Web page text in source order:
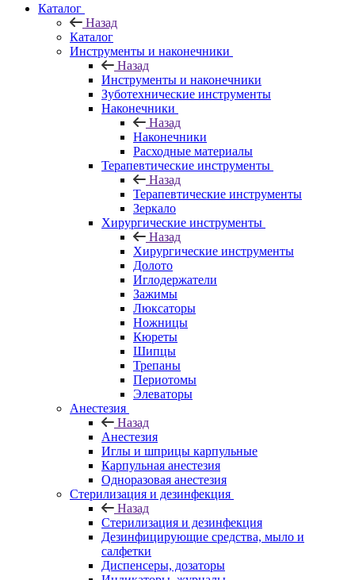
Каталог
Назад
Каталог
Инструменты и наконечники
Назад
Инструменты и наконечники
Зуботехнические инструменты
Наконечники
Назад
Наконечники
Расходные материалы
Терапевтические инструменты
Назад
Терапевтические инструменты
Зеркало
Хирургические инструменты
Назад
Хирургические инструменты
Долото
Иглодержатели
Зажимы
Люксаторы
Ножницы
Кюреты
Шипцы
Трепаны
Периотомы
Элеваторы
Анестезия
Назад
Анестезия
Иглы и шприцы карпульные
Карпульная анестезия
Одноразовая анестезия
Стерилизация и дезинфекция
Назад
Стерилизация и дезинфекция
Дезинфицирующие средства, мыло и
салфетки
Диспенсеры, дозаторы